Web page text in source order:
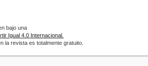
bajo una
Igual 4.0 Internacional.
la revista es totalmente gratuito.